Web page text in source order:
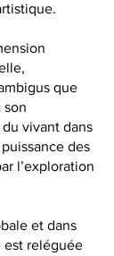
que
son
vivant dans
des
l’exploration
et dans
est reléguée